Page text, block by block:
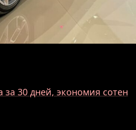
30 дней, экономия сотен